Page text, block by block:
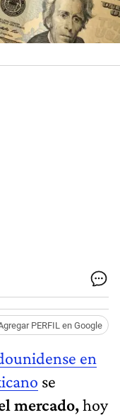
PERFIL en Google
en
se
mercado,hoy